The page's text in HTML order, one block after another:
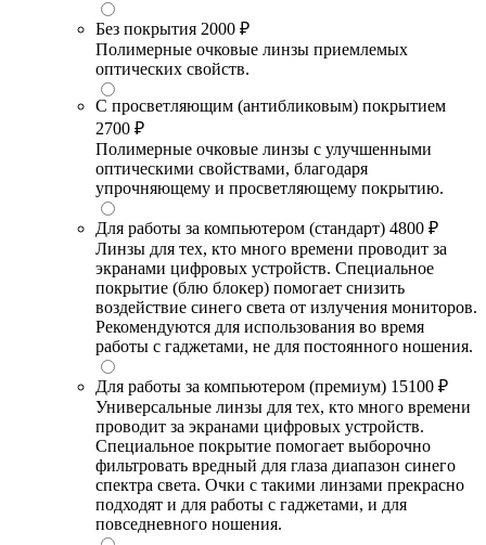
Без покрытия 2000 ₽
Полимерные очковые линзы приемлемых
оптических свойств.
С просветляющим (антибликовым) покрытием
2700 ₽
Полимерные очковые линзы с улучшенными
оптическими свойствами, благодаря
упрочняющему и просветляющему покрытию.
Для работы за компьютером (стандарт) 4800 ₽
Линзы для тех, кто много времени проводит за
экранами цифровых устройств. Специальное
покрытие (блю блокер) помогает снизить
воздействие синего света от излучения мониторов.
Рекомендуются для использования во время
работы с гаджетами, не для постоянного ношения.
Для работы за компьютером (премиум) 15100 ₽
Универсальные линзы для тех, кто много времени
проводит за экранами цифровых устройств.
Специальное покрытие помогает выборочно
фильтровать вредный для глаза диапазон синего
спектра света. Очки с такими линзами прекрасно
подходят и для работы с гаджетами, и для
повседневного ношения.